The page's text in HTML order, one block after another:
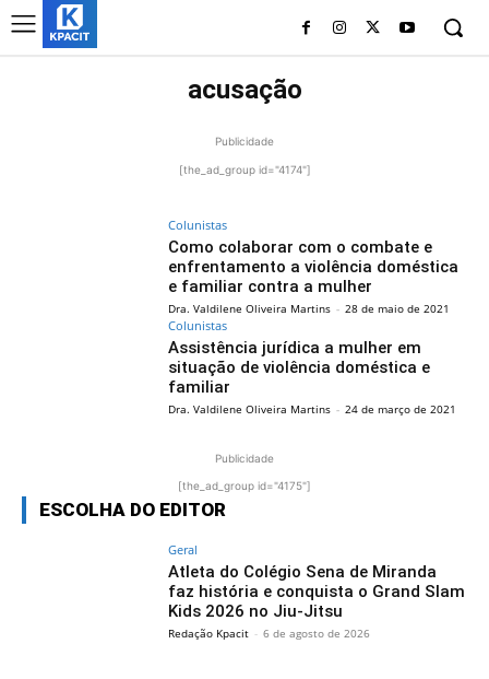
acusação
Publicidade
[the_ad_group id="4174"]
Colunistas
Como colaborar com o combate e
enfrentamento a violência doméstica
e familiar contra a mulher
Dra. Valdilene Oliveira Martins - 28 de maio de 2021
Colunistas
Assistência jurídica a mulher em
situação de violência doméstica e
familiar
Dra. Valdilene Oliveira Martins - 24 de março de 2021
Publicidade
[the_ad_group id="4175"]
ESCOLHA DO EDITOR
Geral
Atleta do Colégio Sena de Miranda
faz história e conquista o Grand Slam
Kids 2026 no Jiu-Jitsu
Redação Kpacit - 6 de agosto de 2026